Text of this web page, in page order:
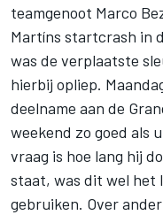
teamgenoot Marco
Martíns startcrash in
was de verplaatste
hierbij opliep.
deelname aan de
weekend zo goed als
vraag is hoe lang hij
staat, was dit wel het
gebruiken. Over